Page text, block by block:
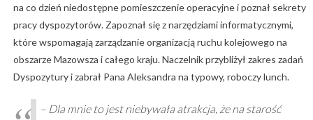
na co dzień niedostępne pomieszczenie operacyjne i poznał sekrety
pracy dyspozytorów. Zapoznał się z narzędziami informatycznymi,
które wspomagają zarządzanie organizacją ruchu kolejowego na
obszarze Mazowsza i całego kraju. Naczelnik przybliżył zakres zadań
Dyspozytury i zabrał Pana Aleksandra na typowy, roboczy lunch.
– Dla mnie to jest niebywała atrakcja, że na starość